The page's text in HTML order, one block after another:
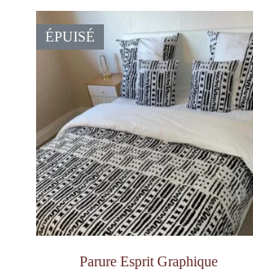
ÉPUISÉ
Parure Esprit Graphique